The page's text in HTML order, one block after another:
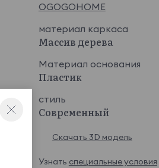
Показать еще
Aura
OGOGOHOME
материал каркаса
Массив дерева
Материал основания
Пластик
стиль
Современный
Скачать 3D модель
Узнать специальные условия